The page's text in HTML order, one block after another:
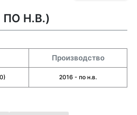
ПО Н.В.)
Производство
2016 - по н.в.